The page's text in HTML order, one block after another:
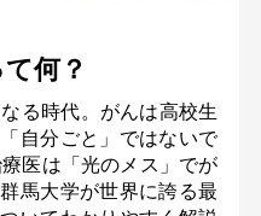
何？
る時代。がんは高校生
自分ごと」ではないで
医は「光のメス」でが
馬大学が世界に誇る最